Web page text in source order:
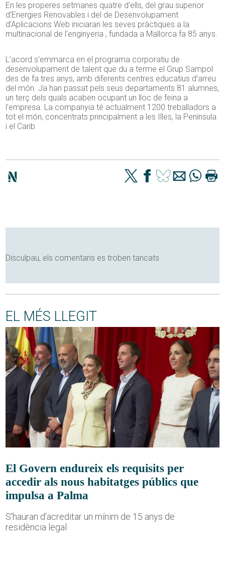
En les properes setmanes quatre d’ells, del grau superior
d’Energies Renovables i del de Desenvolupament
d’Aplicacions Web iniciaran les seves pràctiques a la
multinacional de l’enginyeria , fundada a Mallorca fa 85 anys.
L’acord s’emmarca en el programa corporatiu de
desenvolupament de talent que du a terme el Grup Sampol
des de fa tres anys, amb diferents centres educatius d’arreu
del món. Ja han passat pels seus departaments 81 alumnes,
un terç dels quals acaben ocupant un lloc de feina a
l’empresa. La companyia té actualment 1200 treballadors a
tot el món, concentrats principalment a les Illes, la Península
i el Carib
Disculpau, els comentaris es troben tancats
EL MÉS LLEGIT
El Govern endureix els requisits per
accedir als nous habitatges públics que
impulsa a Palma
S'hauran d'acreditar un mínim de 15 anys de
residència legal